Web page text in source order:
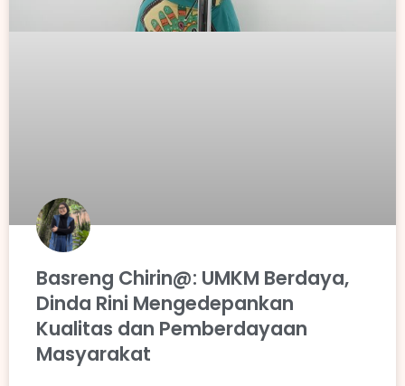
Basreng Chirin@: UMKM Berdaya,
Dinda Rini Mengedepankan
Kualitas dan Pemberdayaan
Masyarakat